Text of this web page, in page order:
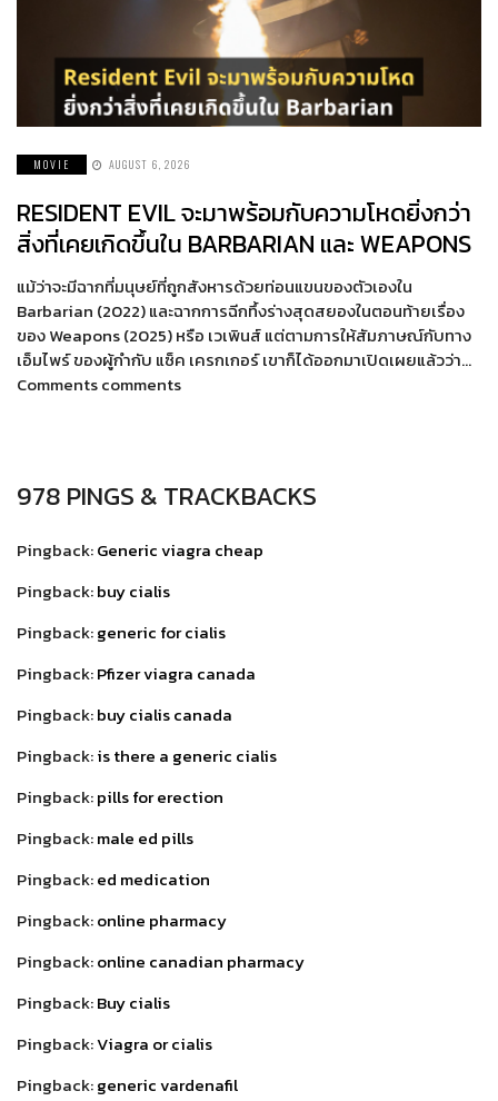
MOVIE AUGUST 6, 2026
RESIDENT EVIL จะมาพร้อมกับความโหดยิ่งกว่า
สิ่งที่เคยเกิดขึ้นใน BARBARIAN และ WEAPONS
แม้ว่าจะมีฉากที่มนุษย์ที่ถูกสังหารด้วยท่อนแขนของตัวเองใน
Barbarian (2022) และฉากการฉีกทึ้งร่างสุดสยองในตอนท้ายเรื่อง
ของ Weapons (2025) หรือ เวเพินส์ แต่ตามการให้สัมภาษณ์กับทาง
เอ็มไพร์ ของผู้กำกับ แซ็ค เครกเกอร์ เขาก็ได้ออกมาเปิดเผยแล้วว่า…
Comments comments
978 PINGS & TRACKBACKS
Pingback:Generic viagra cheap
Pingback:buy cialis
Pingback:generic for cialis
Pingback:Pfizer viagra canada
Pingback:buy cialis canada
Pingback:is there a generic cialis
Pingback:pills for erection
Pingback:male ed pills
Pingback:ed medication
Pingback:online pharmacy
Pingback:online canadian pharmacy
Pingback:Buy cialis
Pingback:Viagra or cialis
Pingback:generic vardenafil